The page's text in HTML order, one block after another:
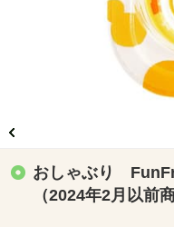
おしゃぶり
（2024年2月以